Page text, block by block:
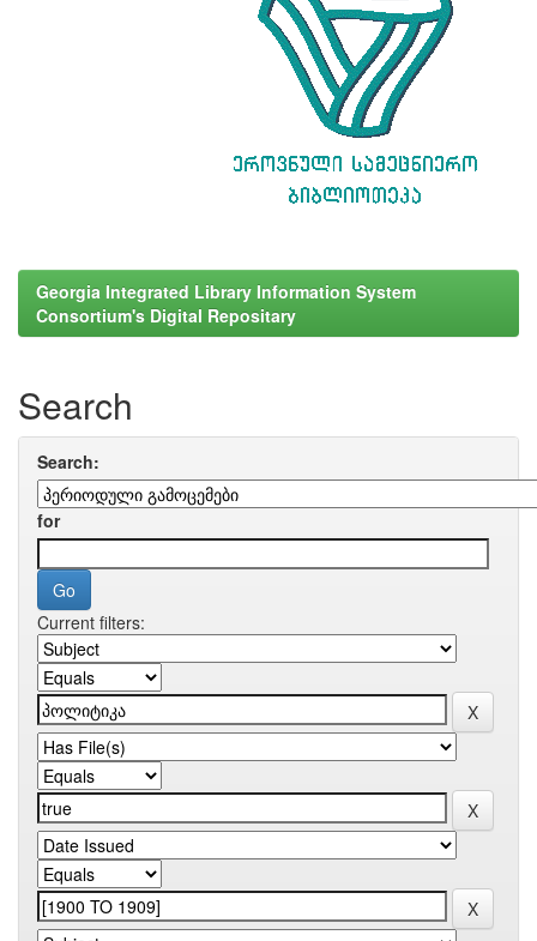
Georgia Integrated Library Information System
Consortium's Digital Repositary
Search
Search:
for
Current filters: